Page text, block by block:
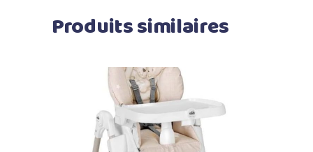
Produits similaires